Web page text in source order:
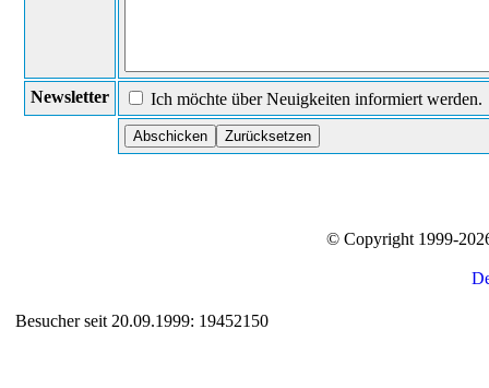
Newsletter Ich möchte über Neuigkeiten informiert werden.
© Copyright 1999-
Besucher seit 20.09.1999: 19452150